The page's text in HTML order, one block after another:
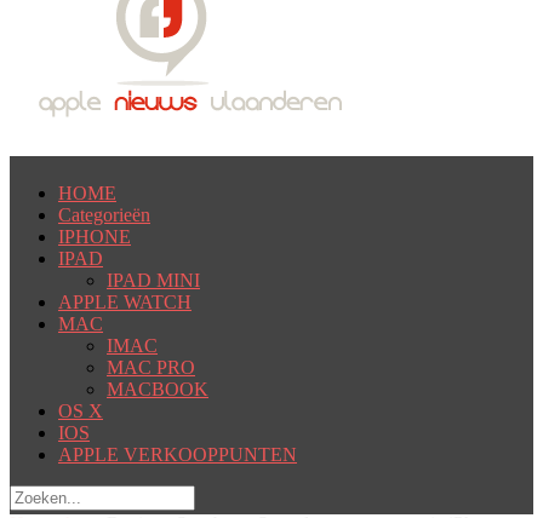
HOME
Categorieën
IPHONE
IPAD
IPAD MINI
APPLE WATCH
MAC
IMAC
MAC PRO
MACBOOK
OS X
IOS
APPLE VERKOOPPUNTEN